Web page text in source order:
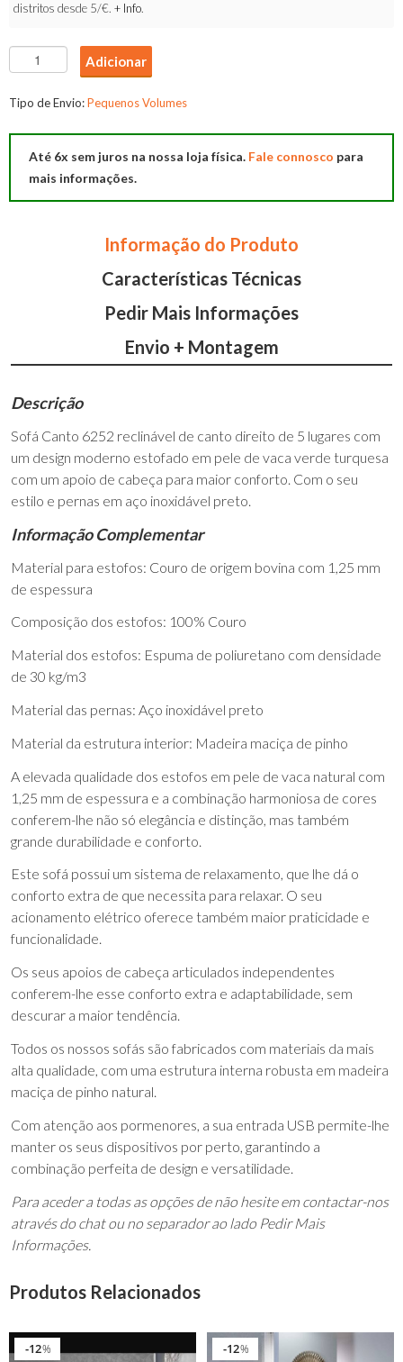
distritos desde 5/€. + Info.
Quantidade
de
Sofa
Pele
Adicionar
Tipo de Envio:Pequenos Volumes
Até 6x sem juros na nossa loja física. Fale connosco para
mais informações.
Informação do Produto
Características Técnicas
Pedir Mais Informações
Envio + Montagem
Descrição
Sofá Canto 6252 reclinável de canto direito de 5 lugares com
um design moderno estofado em pele de vaca verde turquesa
com um apoio de cabeça para maior conforto. Com o seu
estilo e pernas em aço inoxidável preto.
Informação Complementar
Material para estofos: Couro de origem bovina com 1,25 mm
de espessura
Composição dos estofos: 100% Couro
Material dos estofos: Espuma de poliuretano com densidade
de 30 kg/m3
Material das pernas: Aço inoxidável preto
Material da estrutura interior: Madeira maciça de pinho
A elevada qualidade dos estofos em pele de vaca natural com
1,25 mm de espessura e a combinação harmoniosa de cores
conferem-lhe não só elegância e distinção, mas também
grande durabilidade e conforto.
Este sofá possui um sistema de relaxamento, que lhe dá o
conforto extra de que necessita para relaxar. O seu
acionamento elétrico oferece também maior praticidade e
funcionalidade.
Os seus apoios de cabeça articulados independentes
conferem-lhe esse conforto extra e adaptabilidade, sem
descurar a maior tendência.
Todos os nossos sofás são fabricados com materiais da mais
alta qualidade, com uma estrutura interna robusta em madeira
maciça de pinho natural.
Com atenção aos pormenores, a sua entrada USB permite-lhe
manter os seus dispositivos por perto, garantindo a
combinação perfeita de design e versatilidade.
Para aceder a todas as opções de não hesite em contactar-nos
através do chat ou no separador ao lado Pedir Mais
Informações.
Produtos Relacionados
%
12 %
12